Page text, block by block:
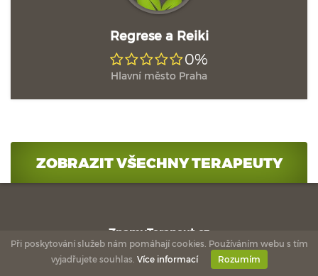
Regrese a Reiki
0%
Hlavní město Praha
ZOBRAZIT VŠECHNY TERAPEUTY
ZnamyTerapeut.cz
Jak to funguje
Při poskytování služeb nám pomáhají cookies. Používáním webu s tím
vyjadřujete souhlas. Více informací Rozumím